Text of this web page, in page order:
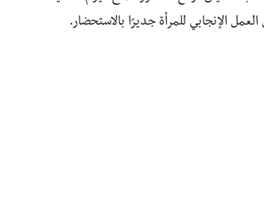
الإنجابي للمرأة جديرًا بالاستحضار.